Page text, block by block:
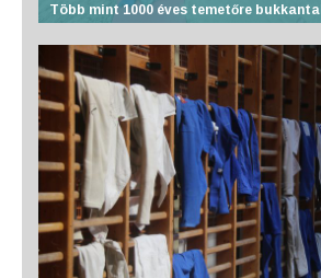
Több mint 1000 éves temetőre